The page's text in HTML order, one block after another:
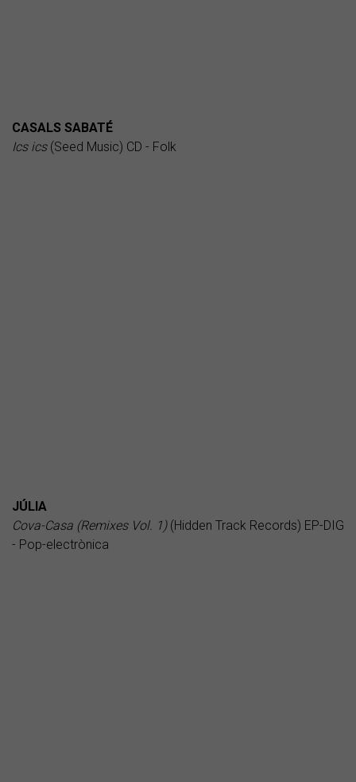
CASALS SABATÉ
Ics ics(Seed Music) CD - Folk
JÚLIA
Cova-Casa (Remixes Vol. 1)(Hidden Track Records) EP-DIG
- Pop-electrònica